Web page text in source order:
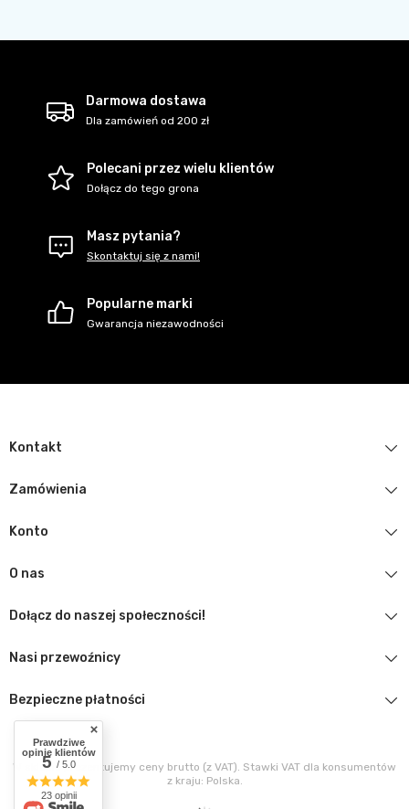
Darmowa dostawa
Dla zamówień od 200 zł
Polecani przez wielu klientów
Dołącz do tego grona
Masz pytania?
Skontaktuj się z nami!
Popularne marki
Gwarancja niezawodności
Kontakt
Zamówienia
Konto
O nas
Dołącz do naszej społeczności!
Nasi przewoźnicy
Bezpieczne płatności
W sklepie prezentujemy ceny brutto (z VAT). Stawki VAT dla konsumentów
z kraju: Polska.
Prawdziwe
opinie klientów
5/ 5.0
23 opinii